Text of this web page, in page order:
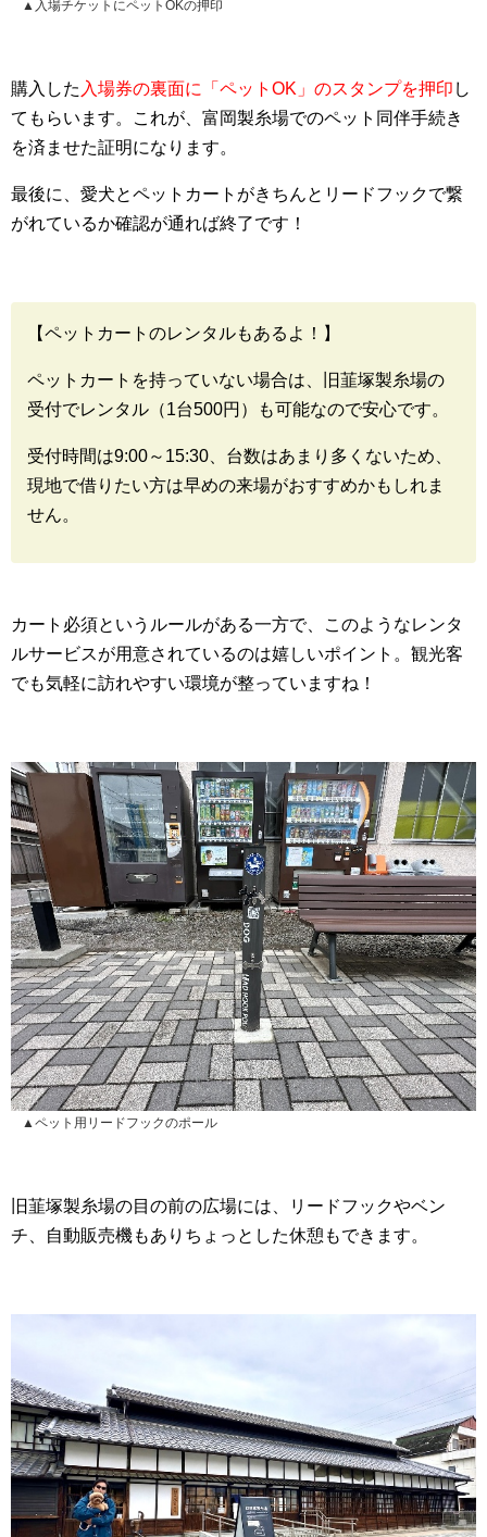
▲入場チケットにペットOKの押印
購入した 入場券の裏面に「ペットOK」のスタンプを押印 し
てもらいます。これが、富岡製糸場でのペット同伴手続き
を済ませた証明になります。
最後に、愛犬とペットカートがきちんとリードフックで繋
がれているか確認が通れば終了です！
【ペットカートのレンタルもあるよ！】
ペットカートを持っていない場合は、旧韮塚製糸場の
受付でレンタル（1台500円）も可能なので安心です。
受付時間は9:00～15:30、台数はあまり多くないため、
現地で借りたい方は早めの来場がおすすめかもしれま
せん。
カート必須というルールがある一方で、このようなレンタ
ルサービスが用意されているのは嬉しいポイント。観光客
でも気軽に訪れやすい環境が整っていますね！
▲ペット用リードフックのポール
旧韮塚製糸場の目の前の広場には、リードフックやベン
チ、自動販売機もありちょっとした休憩もできます。